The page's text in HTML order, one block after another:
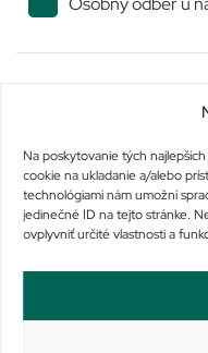
Na poskytovanie tých
cookie na ukladanie a/alebo
technológiami nám umožní
jedinečné ID na tejto stránke.
ovplyvniť určité vlastnosti a
Podobné
ellaOne 30 mg filmom